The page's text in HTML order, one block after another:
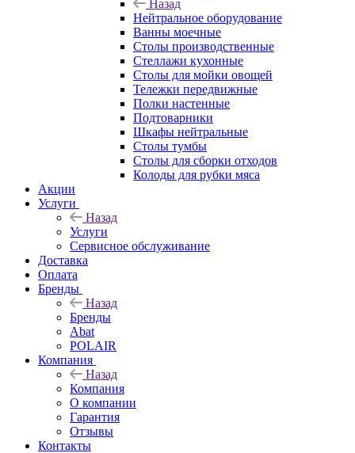
Назад
Нейтральное оборудование
Ванны моечные
Столы производственные
Стеллажи кухонные
Столы для мойки овощей
Тележки передвижные
Полки настенные
Подтоварники
Шкафы нейтральные
Столы тумбы
Столы для сборки отходов
Колоды для рубки мяса
Акции
Услуги
Назад
Услуги
Сервисное обслуживание
Доставка
Оплата
Бренды
Назад
Бренды
Abat
POLAIR
Компания
Назад
Компания
О компании
Гарантия
Отзывы
Контакты